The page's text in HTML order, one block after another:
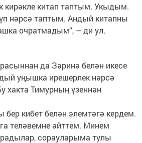
кирәкле китап таптым. Укыдым.
нәрсә таптым. Андый китапны
очратмадым”, – ди ул.
да Зәринә белән икесе
уңышка ирешерлек нәрсә
хакта Тимурның үзеннән
бер кибет белән элемтәгә кердем.
теләвемне әйттем. Минем
сорауларыма тулы